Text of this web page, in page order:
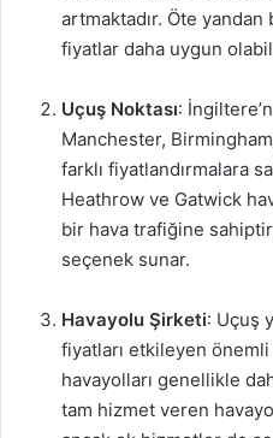
artmaktadır. Öte yandan
fiyatlar daha uygun
Uçuş Noktası:
Manchester,
farklı fiyatlandırmalara
Heathrow ve Gatwick
bir hava trafiğine
seçenek sunar.
Havayolu Şirketi: Uçuş
fiyatları etkileyen
havayolları genellikle
tam hizmet veren